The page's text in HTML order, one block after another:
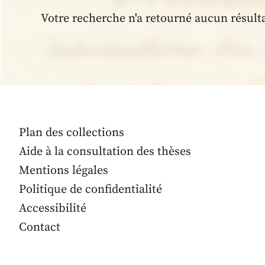
Votre recherche n'a retourné aucun
Plan des collections
Aide à la consultation des thèses
Mentions légales
Politique de confidentialité
Accessibilité
Contact